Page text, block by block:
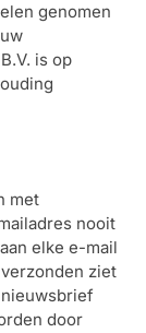
genomen
is op
met
nooit
elke e-mail
ziet
nieuwsbrief
door